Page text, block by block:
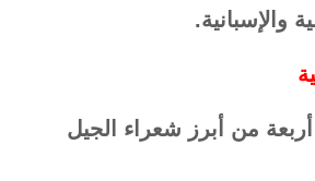
والإسبانية.
من أبرز شعراء الجيل